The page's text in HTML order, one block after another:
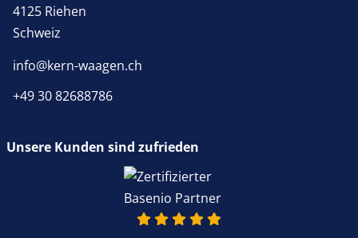
4125 Riehen
Schweiz
info@kern-waagen.ch
+49 30 82688786
Unsere Kunden sind zufrieden